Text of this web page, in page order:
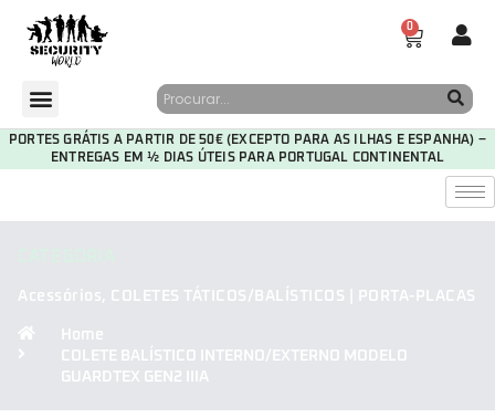
0
PORTES GRÁTIS A PARTIR DE 50€ (EXCEPTO PARA AS ILHAS E ESPANHA) –
ENTREGAS EM ½ DIAS ÚTEIS PARA PORTUGAL CONTINENTAL
Acessórios, COLETES TÁTICOS/BALÍSTICOS | PORTA-PLACAS
Home
COLETE BALÍSTICO INTERNO/EXTERNO MODELO
GUARDTEX GEN2 IIIA